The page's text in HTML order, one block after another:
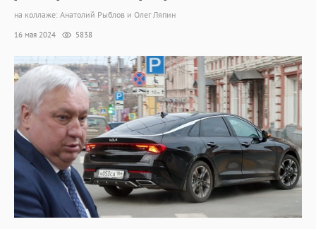
на коллаже: Анатолий Рыблов и Олег Ляпин
16 мая 2024 5838